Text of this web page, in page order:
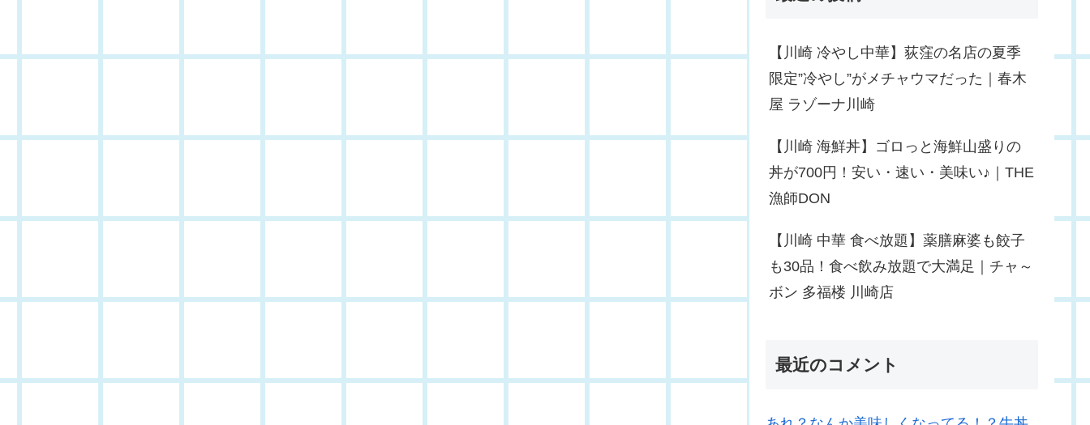
【川崎 冷やし中華】荻窪の名店の夏季
限定”冷やし”がメチャウマだった｜春木
屋 ラゾーナ川崎
【川崎 海鮮丼】ゴロっと海鮮山盛りの
丼が700円！安い・速い・美味い♪｜THE
漁師DON
【川崎 中華 食べ放題】薬膳麻婆も餃子
も30品！食べ飲み放題で大満足｜チャ～
ボン 多福楼 川崎店
最近のコメント